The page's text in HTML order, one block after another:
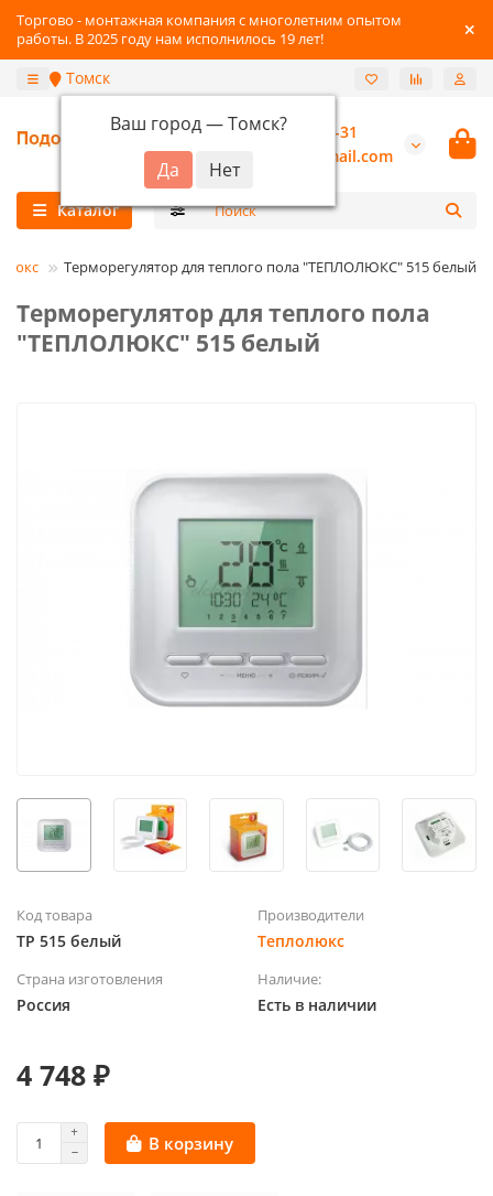
Торгово - монтажная компания с многолетним опытом
работы. В 2025 году нам исполнилось 19 лет!
Томск
Ваш город —Томск?
+7-3822-96-03-31
burannsk@gmail.com
Каталог
Терморегулятор для теплого пола "ТЕПЛОЛЮКС" 515 белый
Терморегулятор для теплого пола
"ТЕПЛОЛЮКС" 515 белый
Код товара
ТР 515 белый
Производители
Теплолюкс
Страна изготовления
Россия
Наличие:
Есть в наличии
4 748 ₽
В корзину